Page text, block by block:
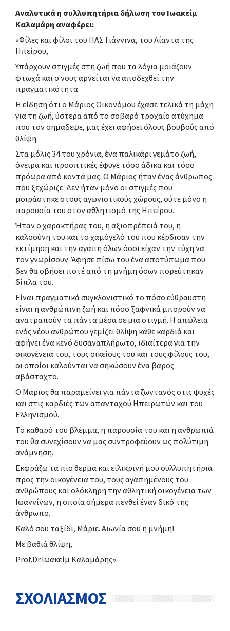
Αναλυτικά η συλλυπητήρια δήλωση του Ιωακείμ
Καλαμάρη αναφέρει:
«Φίλες και φίλοι του ΠΑΣ Γιάννινα, του Αίαντα της
Ηπείρου,
Υπάρχουν στιγμές στη ζωή που τα λόγια μοιάζουν
φτωχά και ο νους αρνείται να αποδεχθεί την
πραγματικότητα.
Η είδηση ότι ο Μάριος Οικονόμου έχασε τελικά τη μάχη
για τη ζωή, ύστερα από το σοβαρό τροχαίο ατύχημα
που τον σημάδεψε, μας έχει αφήσει όλους βουβούς από
θλίψη.
Στα μόλις 34 του χρόνια, ένα παλικάρι γεμάτο ζωή,
όνειρα και προοπτικές έφυγε τόσο άδικα και τόσο
πρόωρα από κοντά μας. Ο Μάριος ήταν ένας άνθρωπος
που ξεχώριζε. Δεν ήταν μόνο οι στιγμές που
μοιράστηκε στους αγωνιστικούς χώρους, ούτε μόνο η
παρουσία του στον αθλητισμό της Ηπείρου.
Ήταν ο χαρακτήρας του, η αξιοπρέπειά του, η
καλοσύνη του και το χαμόγελό του που κέρδισαν την
εκτίμηση και την αγάπη όλων όσοι είχαν την τύχη να
τον γνωρίσουν. Άφησε πίσω του ένα αποτύπωμα που
δεν θα σβήσει ποτέ από τη μνήμη όσων πορεύτηκαν
δίπλα του.
Είναι πραγματικά συγκλονιστικό το πόσο εύθραυστη
είναι η ανθρώπινη ζωή και πόσο ξαφνικά μπορούν να
ανατραπούν τα πάντα μέσα σε μια στιγμή. Η απώλεια
ενός νέου ανθρώπου γεμίζει θλίψη κάθε καρδιά και
αφήνει ένα κενό δυσαναπλήρωτο, ιδιαίτερα για την
οικογένειά του, τους οικείους του και τους φίλους του,
οι οποίοι καλούνται να σηκώσουν ένα βάρος
αβάσταχτο.
Ο Μάριος θα παραμείνει για πάντα ζωντανός στις ψυχές
και στις καρδιές των απανταχού Ηπειρωτών και του
Ελληνισμού.
Το καθαρό του βλέμμα, η παρουσία του και η ανθρωπιά
του θα συνεχίσουν να μας συντροφεύουν ως πολύτιμη
ανάμνηση.
Εκφράζω τα πιο θερμά και ειλικρινή μου συλλυπητήρια
προς την οικογένειά του, τους αγαπημένους του
ανθρώπους και ολόκληρη την αθλητική οικογένεια των
Ιωαννίνων, η οποία σήμερα πενθεί έναν δικό της
άνθρωπο.
Καλό σου ταξίδι, Μάριε. Αιωνία σου η μνήμη!
Με βαθιά θλίψη,
Prof.Dr.Ιωακείμ Καλαμάρης»
ΣΧΟΛΙΑΣΜΟΣ